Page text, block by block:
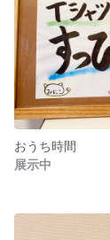
おうち時間
展示中